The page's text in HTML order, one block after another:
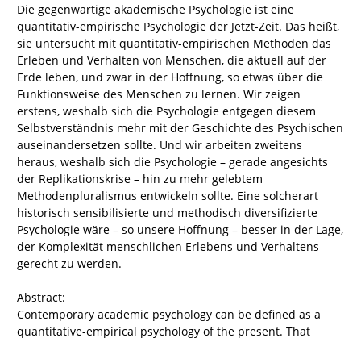
Die gegenwärtige akademische Psychologie ist eine
quantitativ-empirische Psychologie der Jetzt-Zeit. Das heißt,
sie untersucht mit quantitativ-empirischen Methoden das
Erleben und Verhalten von Menschen, die aktuell auf der
Erde leben, und zwar in der Hoffnung, so etwas über die
Funktionsweise des Menschen zu lernen. Wir zeigen
erstens, weshalb sich die Psychologie entgegen diesem
Selbstverständnis mehr mit der Geschichte des Psychischen
auseinandersetzen sollte. Und wir arbeiten zweitens
heraus, weshalb sich die Psychologie – gerade angesichts
der Replikationskrise – hin zu mehr gelebtem
Methodenpluralismus entwickeln sollte. Eine solcherart
historisch sensibilisierte und methodisch diversifizierte
Psychologie wäre – so unsere Hoffnung – besser in der Lage,
der Komplexität menschlichen Erlebens und Verhaltens
gerecht zu werden.
Abstract:
Contemporary academic psychology can be defined as a
quantitative-empirical psychology of the present. That